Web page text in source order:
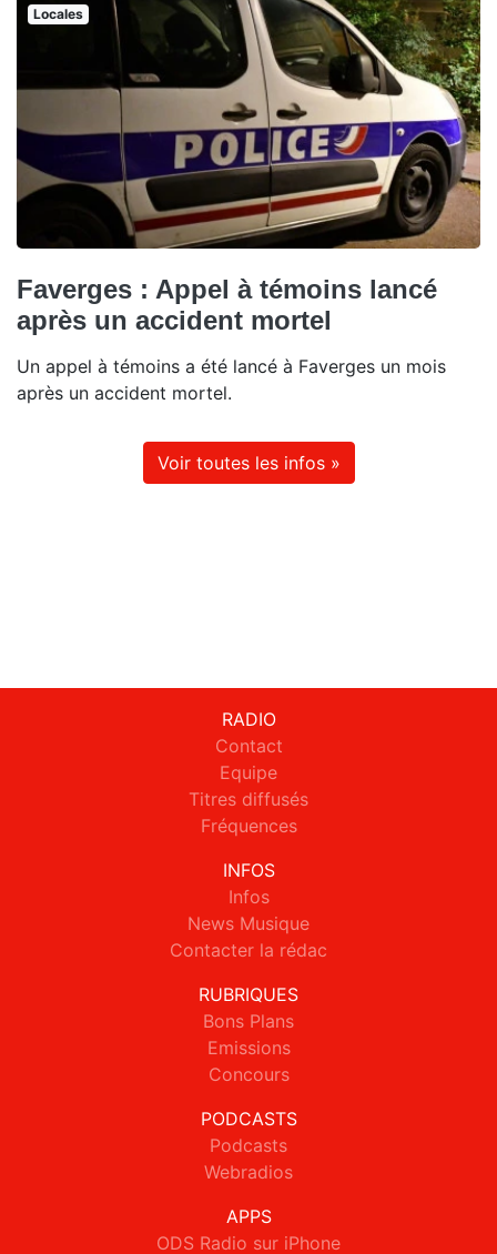
Locales
Faverges : Appel à témoins lancé
après un accident mortel
Un appel à témoins a été lancé à Faverges un mois
après un accident mortel.
Voir toutes les infos »
RADIO
Contact
Equipe
Titres diffusés
Fréquences
INFOS
Infos
News Musique
Contacter la rédac
RUBRIQUES
Bons Plans
Emissions
Concours
PODCASTS
Podcasts
Webradios
APPS
ODS Radio sur iPhone